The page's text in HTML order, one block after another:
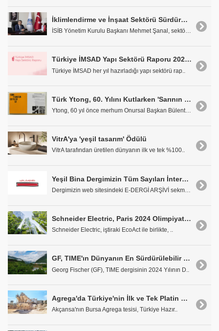
İklimlendirme ve İnşaat Sektörü Sürdürülebilir Şehirlerin Mimarı Olacak
İSİB Yönetim Kurulu Başkanı Mehmet Şanal, sektörel..
Türkiye İMSAD Yapı Sektörü Raporu 2023 Yayımlandı
Türkiye İMSAD her yıl hazırladığı yapı sektörü rap..
Türk Ytong, 60. Yılını Kutlarken 'Sarının İzi' Kitabını Yayımladı
Ytong, 60 yıl önce merhum Onursal Başkan Bülent De..
VitrA'ya 'yeşil tasarım' Ödülü
VitrA tarafından üretilen dünyanın ilk ve tek %100..
Yeşil Bina Dergimizin Tüm Sayıları İnternette
Schneider Electric, Paris 2024 Olimpiyat'ının Karbon Nötr Hale Getirilmesine Destek Oluyor
Schneider Electric, iştiraki EcoAct ile birlikte, ..
GF, TIME'ın Dünyanın En Sürdürülebilir Şirketleri Arasında
Georg Fischer (GF), TIME dergisinin 2024 Yılının D..
Agrega'da Türkiye'nin İlk ve Tek Platin CSC sertifikası Akçansa'nın
Akçansa'nın Bursa Agrega tesisi, Türkiye Hazır..